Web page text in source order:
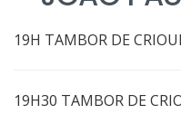
19H TAMBOR DE
19H30 TAMBOR DE